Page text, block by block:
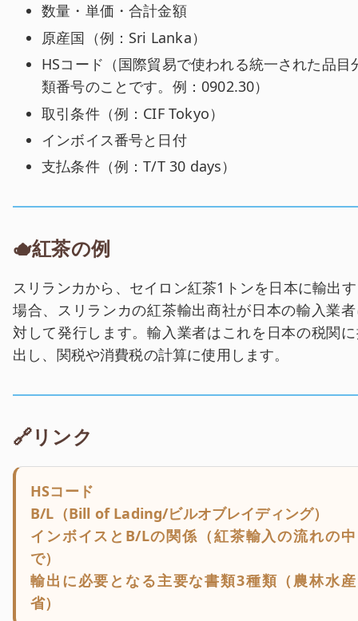
数量・単価・合計金額
原産国（例：Sri Lanka）
HSコード（国際貿易で使われる統一された品目
類番号のことです。例：0902.30）
取引条件（例：CIF Tokyo）
インボイス番号と日付
支払条件（例：T/T 30 days）
🫖紅茶の例
スリランカから、セイロン紅茶1トンを日本に輸出
場合、スリランカの紅茶輸出商社が日本の輸入業
対して発行します。輸入業者はこれを日本の税関
出し、関税や消費税の計算に使用します。
🔗リンク
HSコード
B/L（Bill of Lading/ビルオブレイディング）
インボイスとB/Lの関係（紅茶輸入の流れの中
で）
輸出に必要となる主要な書類3種類（農林水産
省）